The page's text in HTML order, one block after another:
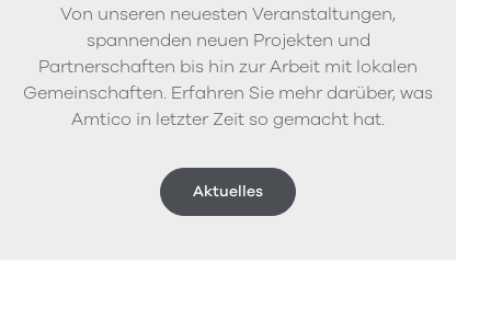
Von unseren neuesten Veranstaltungen,
spannenden neuen Projekten und
Partnerschaften bis hin zur Arbeit mit lokalen
Gemeinschaften. Erfahren Sie mehr darüber, was
Amtico in letzter Zeit so gemacht hat.
Aktuelles